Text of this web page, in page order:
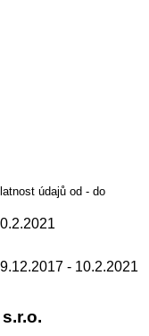
údajů od - do
- 10.2.2021